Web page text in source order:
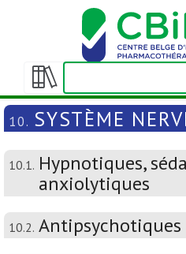
Afficher/masquer
la
table
matières
10. SYSTÈME
10.1. Hypnotiques,
anxiolytiques
10.2. Antipsychotiques